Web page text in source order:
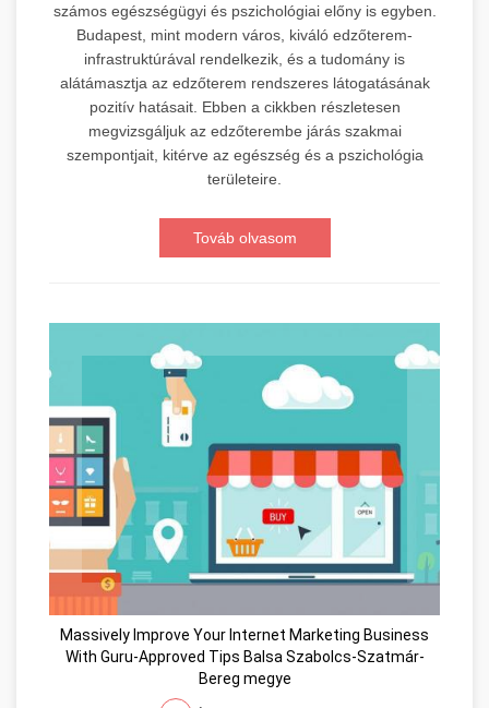
számos egészségügyi és pszichológiai előny is egyben.
Budapest, mint modern város, kiváló edzőterem-
infrastruktúrával rendelkezik, és a tudomány is
alátámasztja az edzőterem rendszeres látogatásának
pozitív hatásait. Ebben a cikkben részletesen
megvizsgáljuk az edzőterembe járás szakmai
szempontjait, kitérve az egészség és a pszichológia
területeire.
Továb olvasom
Massively Improve Your Internet Marketing Business
With Guru-Approved Tips Balsa Szabolcs-Szatmár-
Bereg megye